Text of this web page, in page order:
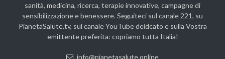
sanità, medicina, ricerca, terapie innovative, campagne di
sensibilizzazione e benessere. Seguiteci sul canale 221, su
PianetaSalute.tv, sul canale YouTube deidcato e sulla Vostra
emittente preferita: copriamo tutta Italia!
info@pianetasalute.online